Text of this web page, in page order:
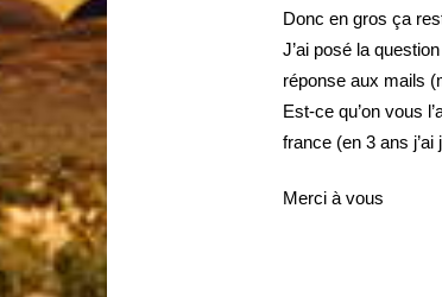
Donc en gros ça
J’ai posé la
réponse aux mails
Est-ce qu’on vous
france (en 3 ans
Merci à vous